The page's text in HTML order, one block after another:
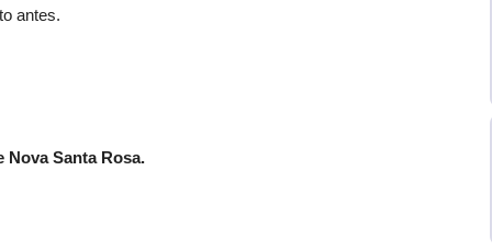
antes.
Nova Santa Rosa.